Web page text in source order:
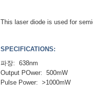
This laser diode is used for
SPECIFICATIONS:
파장: 638nm
Output POwer: 500mW
Pulse Power: >1000mW